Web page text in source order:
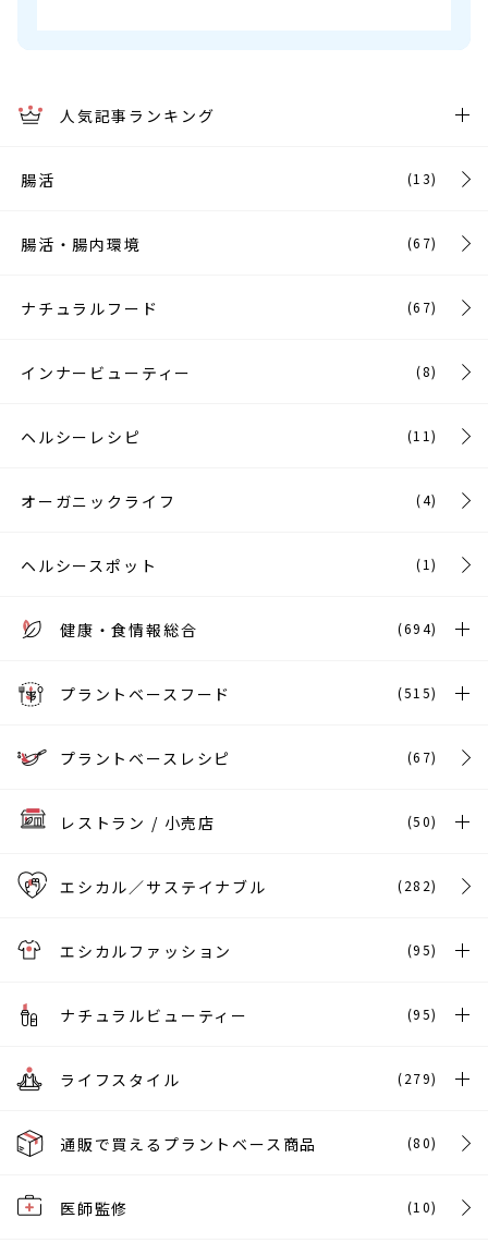
人気記事ランキング
腸活 (13)
腸活・腸内環境 (67)
ナチュラルフード (67)
インナービューティー (8)
ヘルシーレシピ (11)
オーガニックライフ (4)
ヘルシースポット (1)
健康・食情報総合 (694)
プラントベースフード (515)
プラントベースレシピ (67)
レストラン / 小売店 (50)
エシカル／サステイナブル (282)
エシカルファッション (95)
ナチュラルビューティー (95)
ライフスタイル (279)
通販で買えるプラントベース商品 (80)
医師監修 (10)